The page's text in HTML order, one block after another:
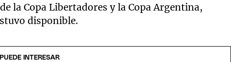
la Copa Libertadores y la Copa Argentina,
disponible.
INTERESAR